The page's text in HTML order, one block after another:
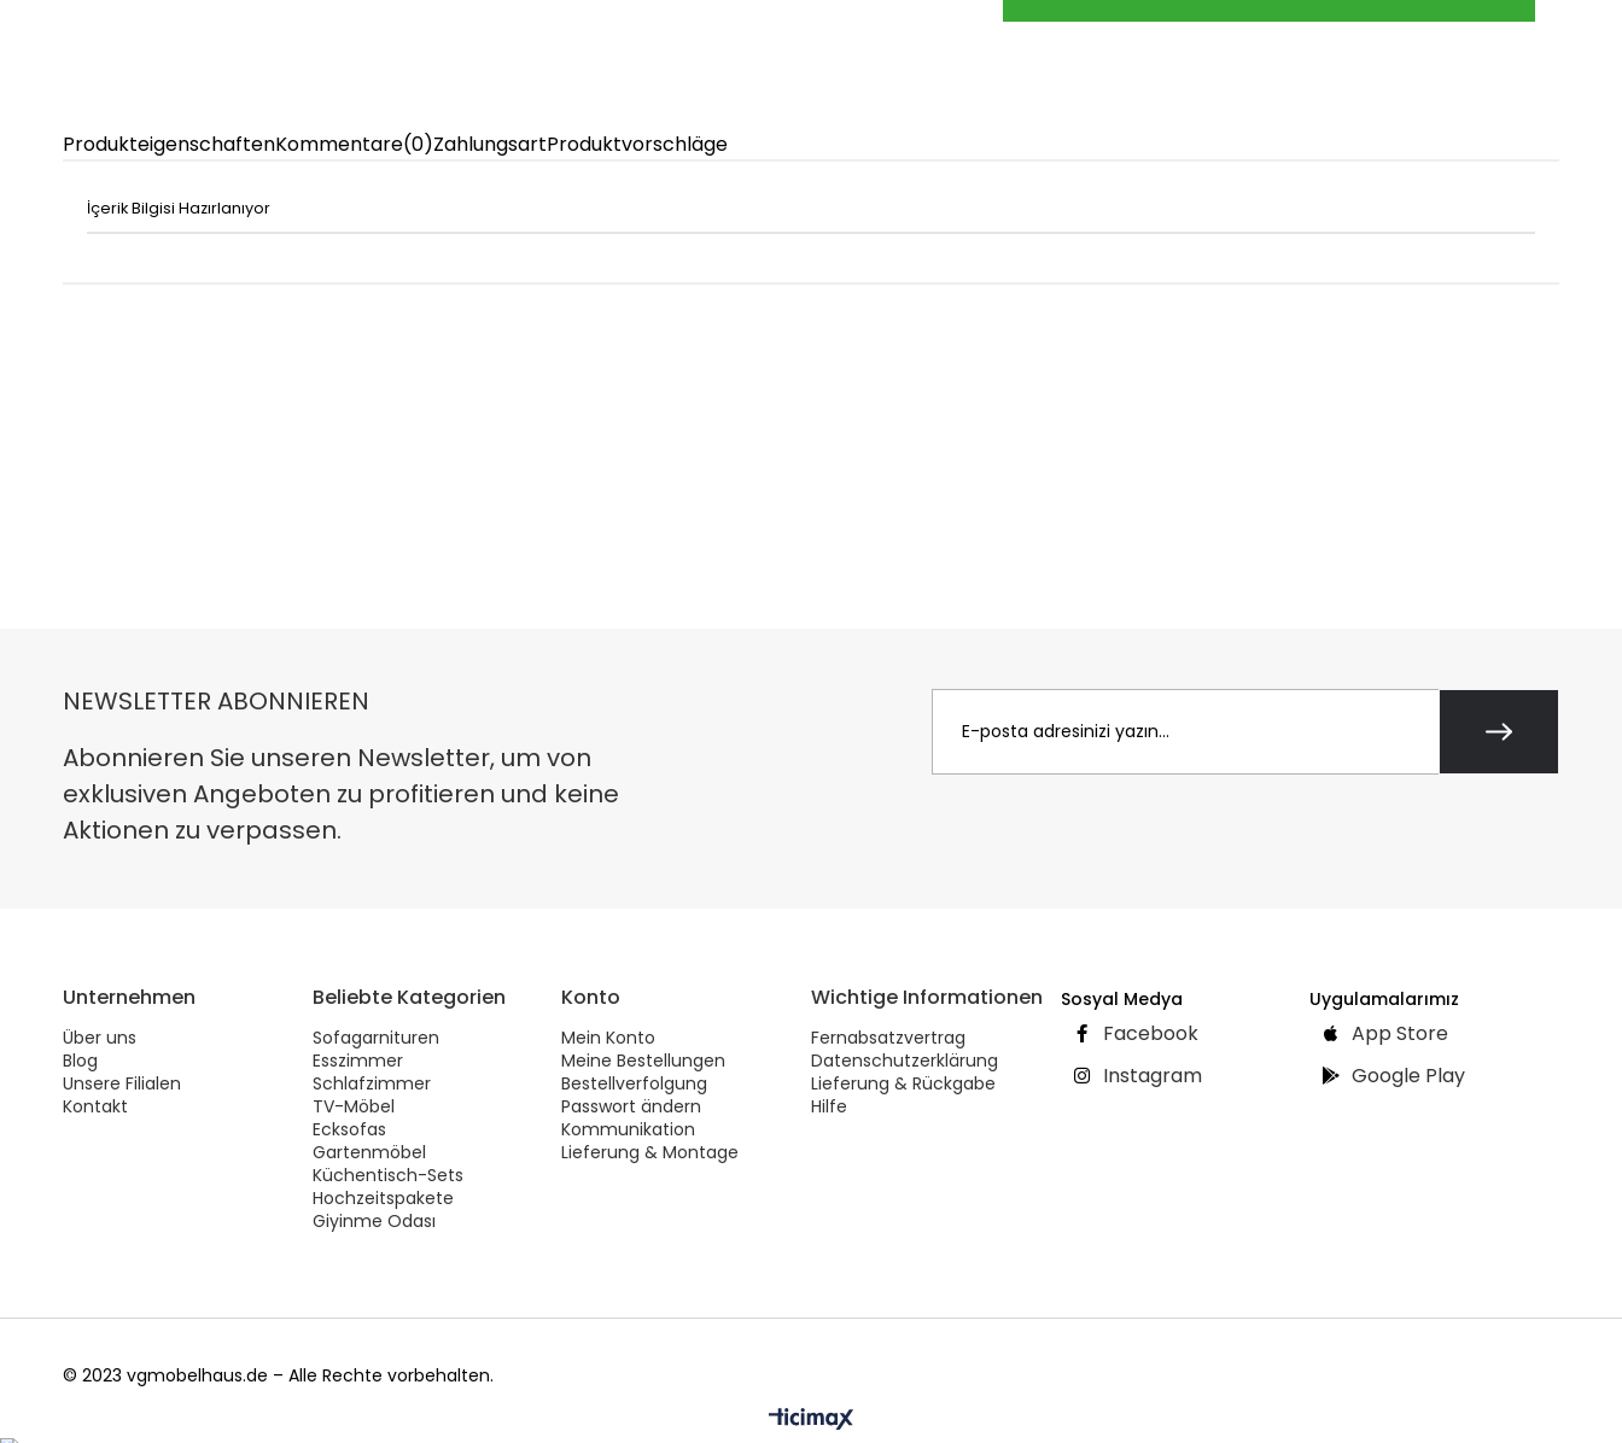
ProdukteigenschaftenKommentare(0)ZahlungsartProduktvorschläge
İçerik Bilgisi Hazırlanıyor
NEWSLETTER ABONNIEREN
Abonnieren Sie unseren Newsletter, um von
exklusiven Angeboten zu profitieren und keine
Aktionen zu verpassen.
Unternehmen
Über uns
Blog
Unsere Filialen
Kontakt
Beliebte Kategorien
Sofagarnituren
Esszimmer
Schlafzimmer
TV-Möbel
Ecksofas
Gartenmöbel
Küchentisch-Sets
Hochzeitspakete
Giyinme Odası
Konto
Mein Konto
Meine Bestellungen
Bestellverfolgung
Passwort ändern
Kommunikation
Lieferung & Montage
Wichtige Informationen
Fernabsatzvertrag
Datenschutzerklärung
Lieferung & Rückgabe
Hilfe
Sosyal Medya
Facebook
Instagram
Uygulamalarımız
App Store
Google Play
© 2023 vgmobelhaus.de – Alle Rechte vorbehalten.